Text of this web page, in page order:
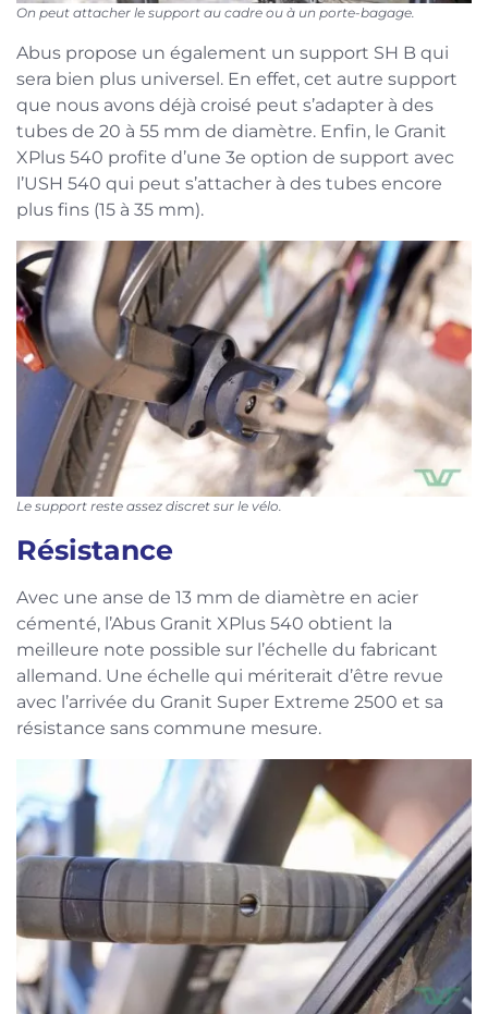
On peut attacher le support au cadre ou à un porte-bagage.
Abus propose un également un support SH B qui
sera bien plus universel. En effet, cet autre support
que nous avons déjà croisé peut s’adapter à des
tubes de 20 à 55 mm de diamètre. Enfin, le Granit
XPlus 540 profite d’une 3e option de support avec
l’USH 540 qui peut s’attacher à des tubes encore
plus fins (15 à 35 mm).
Le support reste assez discret sur le vélo.
Résistance
Avec une anse de 13 mm de diamètre en acier
cémenté, l’Abus Granit XPlus 540 obtient la
meilleure note possible sur l’échelle du fabricant
allemand. Une échelle qui mériterait d’être revue
avec l’arrivée du Granit Super Extreme 2500 et sa
résistance sans commune mesure.